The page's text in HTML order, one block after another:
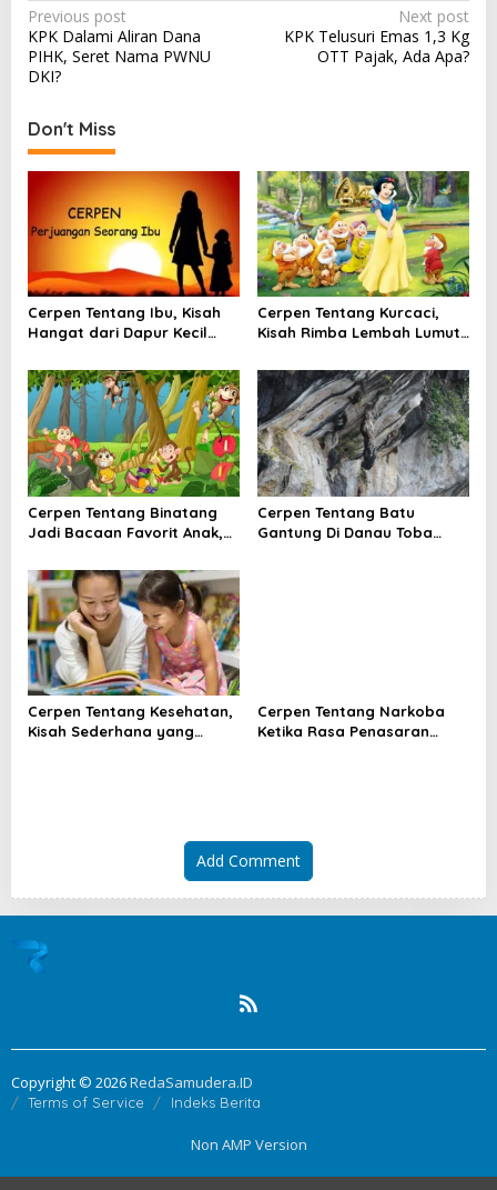
P
o
s
t
n
a
v
i
g
a
t
i
o
n
Previous post
KPK Dalami Aliran Dana
PIHK, Seret Nama PWNU
DKI?
Next post
KPK Telusuri Emas 1,3 Kg
OTT Pajak, Ada Apa?
Don't Miss
Cerpen Tentang Ibu, Kisah
Hangat dari Dapur Kecil
Pulang
Cerpen Tentang Kurcaci,
Kisah Rimba Lembah Lumut
Cerpen Tentang Binatang
Jadi Bacaan Favorit Anak,
Cerpen Tentang Batu
Gantung Di Danau Toba
Cerpen Tentang Kesehatan,
Kisah Sederhana yang
Cerpen Tentang Narkoba
Ketika Rasa Penasaran
Add Comment
Copyright © 2026RedaSamudera.ID
Terms of Service Indeks Berita
Non AMP Version